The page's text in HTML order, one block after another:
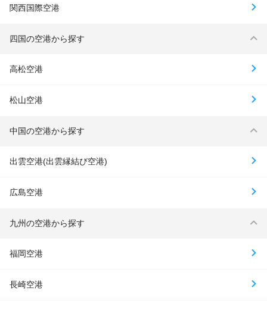
関西国際空港
四国の空港から探す
高松空港
松山空港
中国の空港から探す
出雲空港(出雲縁結び空港)
広島空港
九州の空港から探す
福岡空港
長崎空港